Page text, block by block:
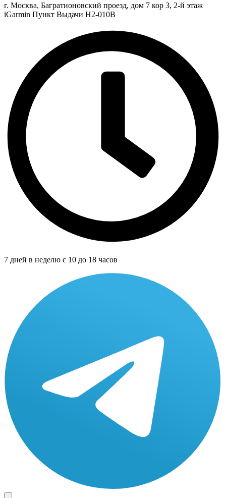
г. Москва, Багратионовский проезд, дом 7 кор 3, 2-й этаж
iGarmin Пункт Выдачи Н2-010В
7 дней в неделю с 10 до 18 часов